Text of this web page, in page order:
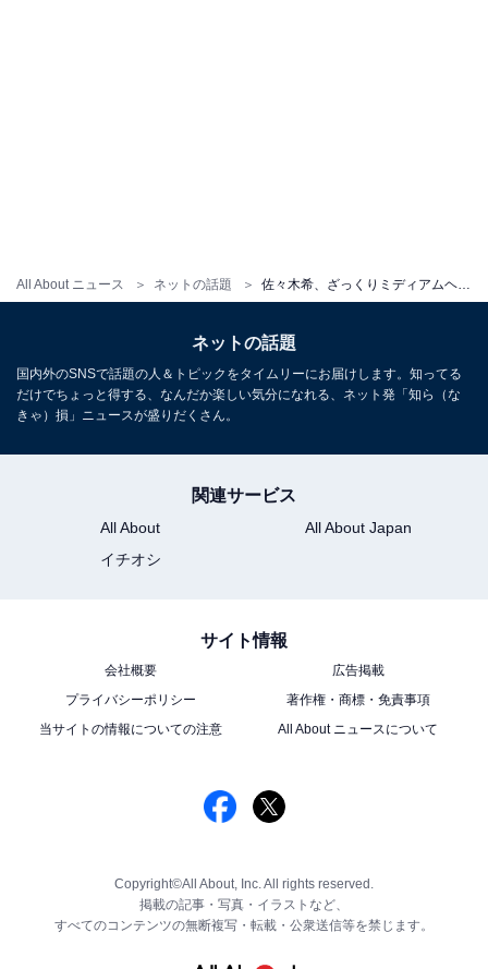
All About ニュース ネットの話題
ネットの話題
国内外のSNSで話題の人＆トピックをタイムリーにお届けします。知ってる
だけでちょっと得する、なんだか楽しい気分になれる、ネット発「知ら（な
きゃ）損」ニュースが盛りだくさん。
関連サービス
All About
All About Japan
イチオシ
サイト情報
会社概要
広告掲載
プライバシーポリシー
著作権・商標・免責事項
当サイトの情報についての注意
All About ニュースについて
Copyright©All About, Inc. All rights reserved.
掲載の記事・写真・イラストなど、
すべてのコンテンツの無断複写・転載・公衆送信等を禁じます。